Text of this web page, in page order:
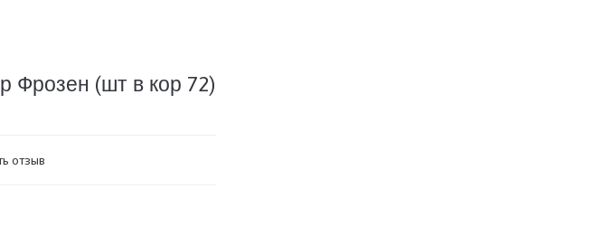
Фрозен (шт в кор 72)
отзыв